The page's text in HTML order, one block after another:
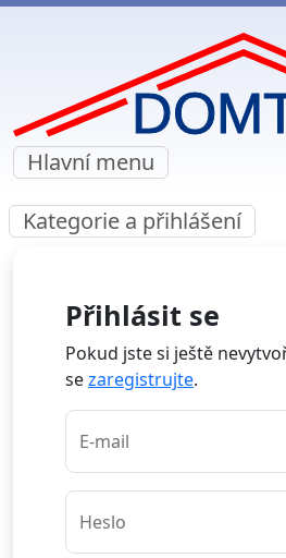
Hlavní menu
Kategorie a přihlášení
Přihlásit se
Pokud jste si ještě
sezaregistrujte.
E-mail
Heslo